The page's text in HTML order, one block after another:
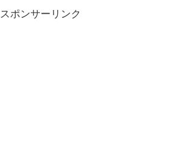
スポンサーリンク